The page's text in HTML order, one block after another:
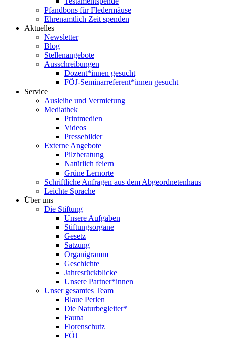
Pfandbons für Fledermäuse
Ehrenamtlich Zeit spenden
Aktuelles
Newsletter
Blog
Stellenangebote
Ausschreibungen
Dozent*innen gesucht
FÖJ-Seminarreferent*innen gesucht
Service
Ausleihe und Vermietung
Mediathek
Printmedien
Videos
Pressebilder
Externe Angebote
Pilzberatung
Natürlich feiern
Grüne Lernorte
Schriftliche Anfragen aus dem Abgeordnetenhaus
Leichte Sprache
Über uns
Die Stiftung
Unsere Aufgaben
Stiftungsorgane
Gesetz
Satzung
Organigramm
Geschichte
Jahresrückblicke
Unsere Partner*innen
Unser gesamtes Team
Blaue Perlen
Die Naturbegleiter*
Fauna
Florenschutz
FÖJ